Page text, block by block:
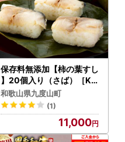
保存料無添加【柿の葉すし
】20個入り（さば）［K
W3］
和歌山県九度山町
(1)
11,000